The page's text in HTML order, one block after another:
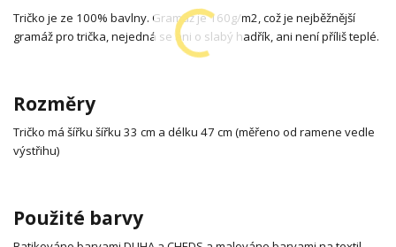
Tričko je ze 100% bavlny. Gramáž je 160g/m2, což je nejběžnější
gramáž pro trička, nejedná se ani o slabý hadřík, ani není příliš teplé.
Rozměry
Tričko má šířku šířku 33 cm a délku 47 cm (měřeno od ramene vedle
výstřihu)
Použité barvy